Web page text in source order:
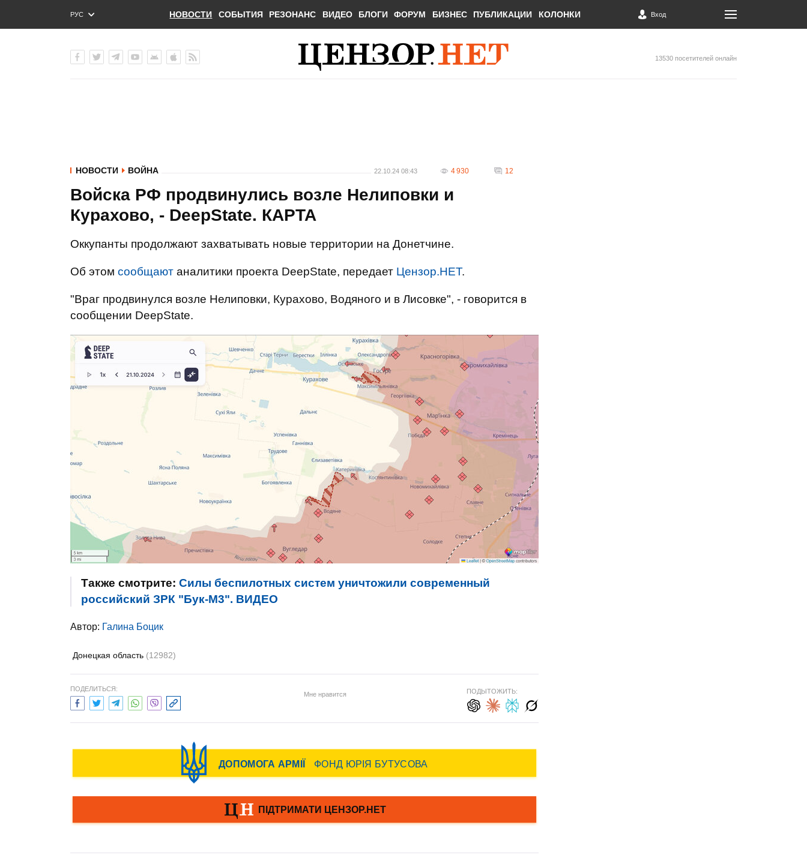
РУС
ENG
НОВОСТИ СОБЫТИЯ РЕЗОНАНС ВИДЕО БЛОГИ ФОРУМ БИЗНЕС ПУБЛИКАЦИИ КОЛОНКИ Вход
13530 посетителей онлайн
НОВОСТИ ВОЙНА 22.10.24 08:43 4 930 12
Войска РФ продвинулись возле Нелиповки и
Курахово, - DeepState. КАРТА
Оккупанты продолжают захватывать новые территории на Донетчине.
Об этом сообщают аналитики проекта DeepState, передает Цензор.НЕТ.
"Враг продвинулся возле Нелиповки, Курахово, Водяного и в Лисовке", - говорится в
сообщении DeepState.
Также смотрите: Силы беспилотных систем уничтожили современный
российский ЗРК "Бук-М3". ВИДЕО
Автор: Галина Боцик
Донецкая область (12982)
ПОДЕЛИТЬСЯ:
Мне нравится ПОДЫТОЖИТЬ: